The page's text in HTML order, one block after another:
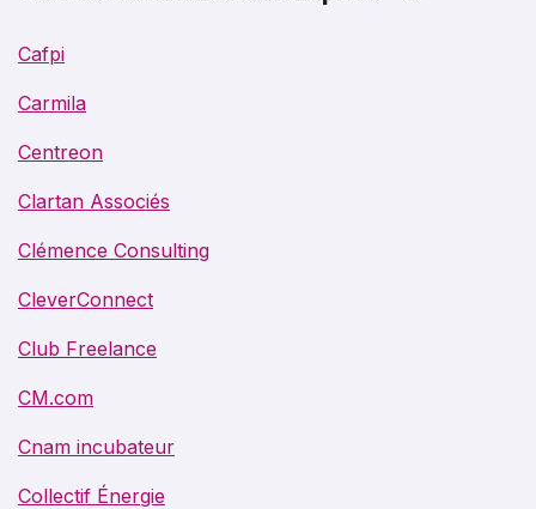
Cafpi
Carmila
Centreon
Clartan Associés
Clémence Consulting
CleverConnect
Club Freelance
CM.com
Cnam incubateur
Collectif Énergie